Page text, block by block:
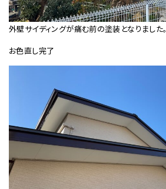
外壁サイディングが痛む前の塗装となりました。
お色直し完了